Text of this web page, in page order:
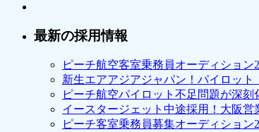
最新の採用情報
ピーチ航空客室乗務員オーディショ
新生エアアジアジャパン！パイロッ
ピーチ航空パイロット不足問題が深
イースタージェット中途採用！大阪
ピーチ客室乗務員募集オーディショ